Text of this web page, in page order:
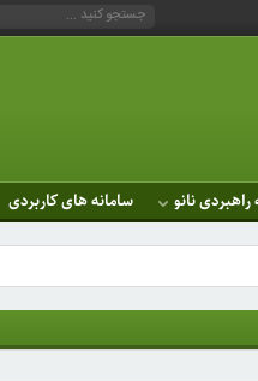
نانو سامانه های کاربردی